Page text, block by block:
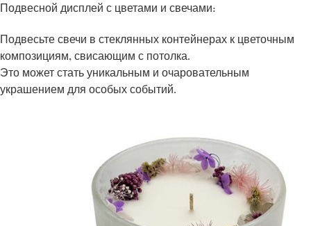
Подвесной дисплей с цветами и свечами:
Подвесьте свечи в стеклянных контейнерах к цветочным
композициям, свисающим с потолка.
Это может стать уникальным и очаровательным
украшением для особых событий.